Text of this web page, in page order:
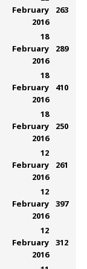
February
2016
263
18
February
2016
289
18
February
2016
410
18
February
2016
250
12
February
2016
261
12
February
2016
397
12
February
2016
312